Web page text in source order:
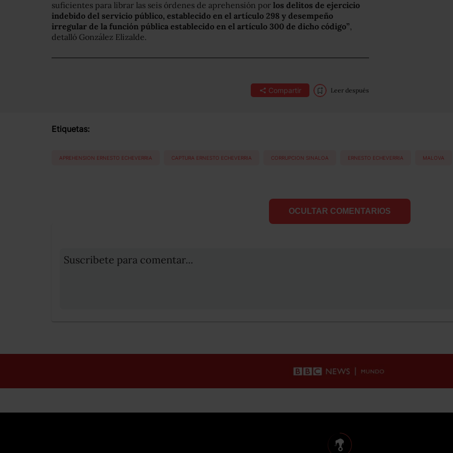
suficientes para librar las seis órdenes de aprehensión por los delitos de ejercicio
indebido del servicio público, establecido en el artículo 298 y desempeño
irregular de la función pública establecido en el artículo 300 de dicho código”,
detalló González Elizalde.
Compartir Leer después
Etiquetas:
APREHENSION ERNESTO ECHEVERRIA CAPTURA ERNESTO ECHEVERRIA CORRUPCION SINALOA ERNESTO ECHEVERRIA MALOVA
OCULTAR COMENTARIOS
Suscribete para comentar...